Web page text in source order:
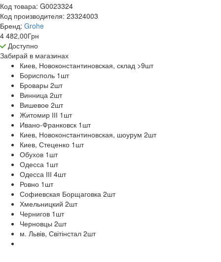
Код товара: G0023324
Код производителя: 23324003
Бренд: Grohe
4 482,00Грн
Доступно
Забирай в магазинах
Киев, Новоконстантиновская, склад >9шт
Борисполь 1 шт
Бровары 2шт
Винница 2шт
Вишевое 2шт
Житомир ІІІ 1 шт
Ивано-Франковск 1 шт
Киев, Новоконстантиновская, шоурум 2шт
Киев, Стеценко 1 шт
Обухов 1 шт
Одесса 1 шт
Одесса ІІІ 4шт
Ровно 1 шт
Софиевская Борщаговка 2шт
Хмельницкий 2шт
Чернигов 1 шт
Черновцы 2шт
м. Львів, Світінстал 2шт